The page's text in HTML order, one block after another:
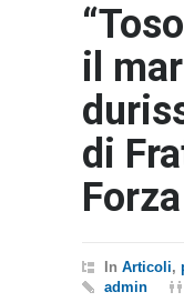
il
di
In Articoli,
admin